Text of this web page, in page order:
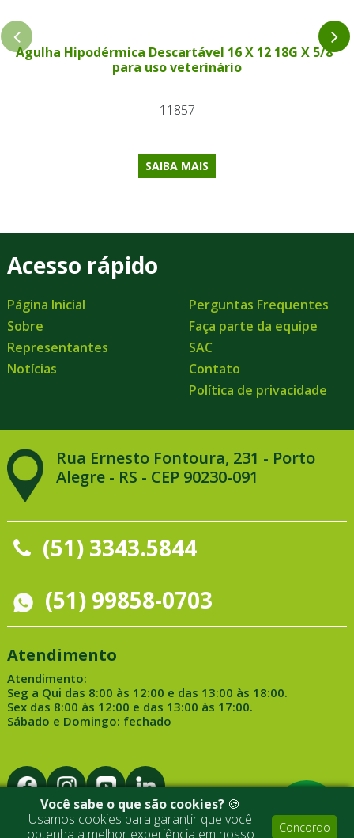
Agulha Hipodérmica Descartável 16 X 12 18G X 5/8"
para uso veterinário
11857
SAIBA MAIS
Acesso rápido
Página Inicial
Sobre
Representantes
Notícias
Perguntas Frequentes
Faça parte da equipe
SAC
Contato
Política de privacidade
Rua Ernesto Fontoura, 231 - Porto
Alegre - RS - CEP 90230-091
(51) 3343.5844
(51) 99858-0703
Atendimento
Atendimento:
Seg a Qui das 8:00 às 12:00 e das 13:00 às 18:00.
Sex das 8:00 às 12:00 e das 13:00 às 17:00.
Sábado e Domingo: fechado
Você sabe o que são cookies? 🍪
Usamos cookies para garantir que você
obtenha a melhor experiência em nosso
Concordo